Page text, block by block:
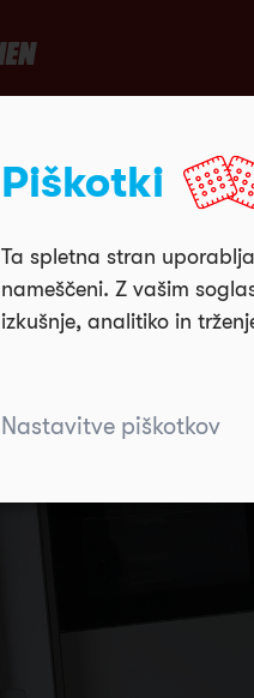
Piškotki
Ta spletna stran
nameščeni. Z vašim
izkušnje, analitiko in
Nastavitve piškotkov